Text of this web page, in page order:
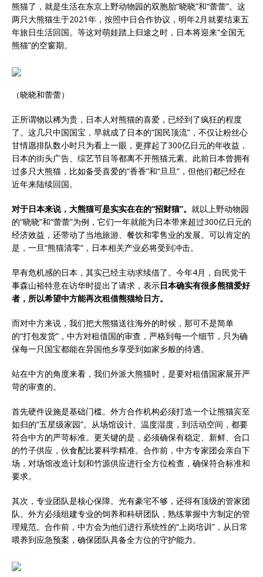
熊猫了，就是生活在东京上野动物园的双胞胎“晓晓”和“蕾蕾”。这
两只大熊猫生于2021年，按照中日合作协议，明年2月就要结束五
年旅日生活回国。等这对萌娃踏上归途之时，日本将迎来“全国无
熊猫”的空窗期。
（晓晓和蕾蕾）
正所谓物以稀为贵，日本人对熊猫的喜爱，已经到了疯狂的程度
了。这几只中国国宝，早就成了日本的“国民顶流”，不仅让粉丝心
甘情愿排队数小时只为看上一眼，更撑起了300亿日元的年收益，
日本的街头广告、综艺节目等都离不开熊猫元素。此前日本曾拥有
过多只大熊猫，比如备受喜爱的“香香”和“旦旦”，但他们都已经在
近年来陆续回国。
对于日本来说，大熊猫可是实实在在的“招财猫”。 就以上野动物园
的“晓晓”和“蕾蕾”为例，它们一年就能为日本带来超过300亿日元的
经济效益，还带动了当地旅游、餐饮和零售业的发展。可以肯定的
是，一旦“熊猫清零”，日本相关产业必将受到冲击。
早有危机感的日本，其实已经主动求续借了。今年4月，自民党干
事森山裕特意在访华时提出了请求，表示日本确实有很多熊猫爱好
者，所以希望中方能再次租借熊猫给日方。
而对中方来说，我们把大熊猫送往海外的时候，那可不是简单
的“打包发货”，中方对租借国的审查，严格到每一个细节，只为确
保每一只国宝都能在异国他乡享受到如家乡般的待遇。
站在中方的角度来看，我们外派大熊猫时，是要对租借国家展开严
苛的审查的。
首先硬件设施是基础门槛。外方合作机构必须打造一个让熊猫宾至
如归的“五星级家园”。从场馆设计、温度湿度，到活动空间，都要
符合中方的严苛标准。更关键的是，必须确保有稳定、新鲜、合口
的竹子供应，伙食配比要科学精准。合作前，中方专家团会亲自下
场，对场馆改造计划和竹源供应进行全方位检查，确保符合标准和
要求。
其次，专业团队是核心保障。光有豪宅不够，还得有顶级的管家团
队。外方必须组建专业的饲养和科研团队，熟练掌握中方制定的管
理规范。合作前，中方会为他们进行系统性的“上岗培训”，从日常
喂养到应急预案，确保团队具备全方位的守护能力。